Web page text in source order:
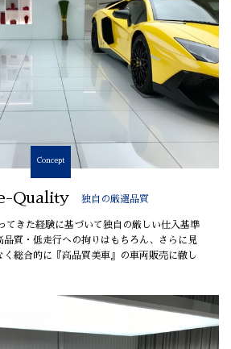
Concept
Quality 独自の厳選品質
きた経験に基づいて独自の厳しい仕入基準
品質・低走行への拘りはもちろん、さらに見
く総合的に『高品質美車』の車両販売に徹し